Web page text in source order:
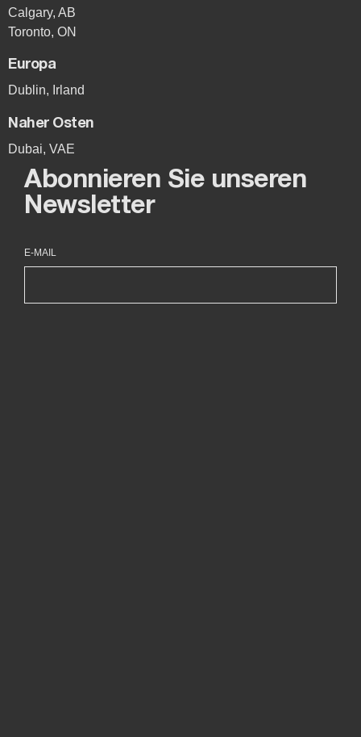
Calgary, AB
Toronto, ON
Europa
Dublin, Irland
Naher Osten
Dubai, VAE
Abonnieren Sie unseren
Newsletter
E-MAIL